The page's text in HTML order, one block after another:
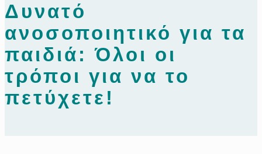
Δυνατό
ανοσοποιητικό για τα
παιδιά: Όλοι οι
τρόποι για να το
πετύχετε!